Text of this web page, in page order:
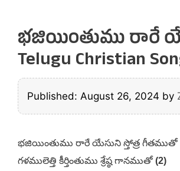
భజియింతుము రారే
Telugu Christian
Published: August 26, 2024 by
భజియింతుము రారే యేసుని స్తోత్ర గీతముతో
గళములెత్తి కీర్తింతుము శ్రేష్ఠ గానముతో (2)